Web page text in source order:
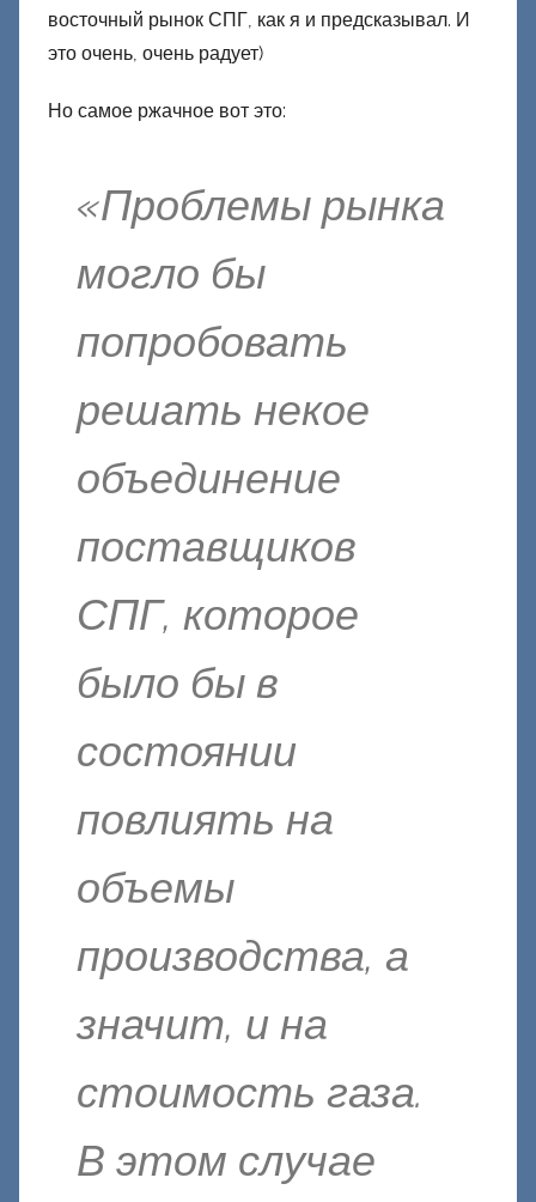
восточный рынок СПГ, как я и предсказывал. И
это очень, очень радует)
Но самое ржачное вот это:
«Проблемы рынка
могло бы
попробовать
решать некое
объединение
поставщиков
СПГ, которое
было бы в
состоянии
повлиять на
объемы
производства, а
значит, и на
стоимость газа.
В этом случае